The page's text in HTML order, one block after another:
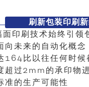
刷新包装印刷
面印刷技术始终引领
向未来的自动化概念
164比以往任何时候
超过2mm的承印物
准的生产可能性